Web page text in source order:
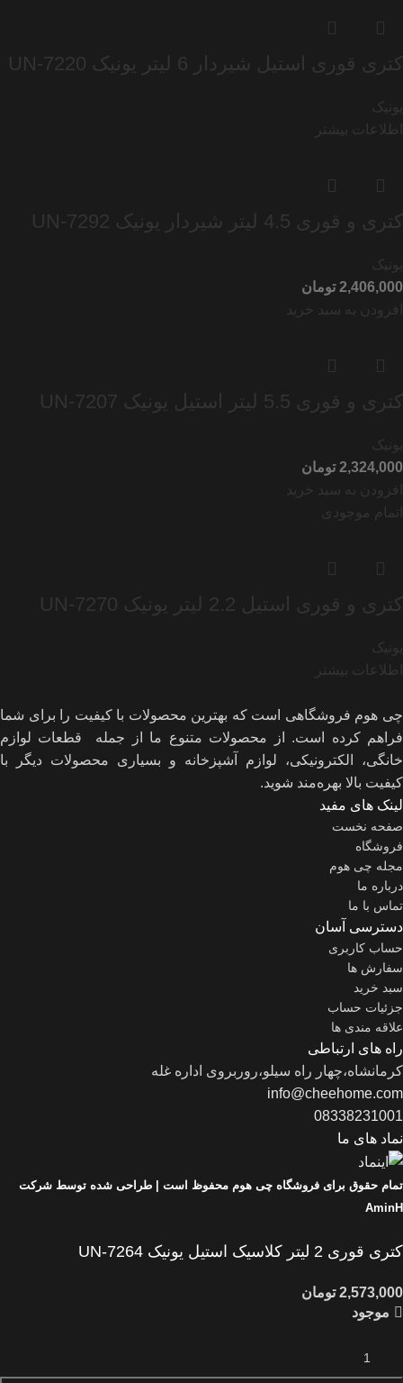
کتری قوری استیل شیردار 6 لیتر یونیک UN-7220
یونیک
اطلاعات بیشتر
کتری و قوری 4.5 لیتر شیردار یونیک UN-7292
یونیک
تومان
افزودن به سبد خرید
کتری و قوری 5.5 لیتر استیل یونیک UN-7207
یونیک
تومان
افزودن به سبد خرید
اتمام موجودی
کتری و قوری استیل 2.2 لیتر یونیک UN-7270
یونیک
اطلاعات بیشتر
چی هوم فروشگاهی است که بهترین محصولات با کیفیت را برای شما
فراهم کرده است. از محصولات متنوع ما از جمله قطعات لوازم
خانگی، الکترونیکی، لوازم آشپزخانه و بسیاری محصولات دیگر با
کیفیت بالا بهره‌مند شوید.
لینک های مفید
صفحه نخست
فروشگاه
مجله چی هوم
درباره ما
تماس با ما
دسترسی آسان
حساب کاربری
سفارش ها
سبد خرید
جزئیات حساب
علاقه مندی ها
راه های ارتباطی
کرمانشاه،چهار راه سیلو،روربروی اداره غله
info@cheehome.com
08338231001
نماد های ما
تمام حقوق برای فروشگاه چی هوم محفوظ است | طراحی شده توسط شرکت
AminH
کتری قوری 2 لیتر کلاسیک استیل یونیک UN-7264
موجود